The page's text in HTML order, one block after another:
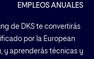
EMPLEOS ANUALES
de DKS te convertirás
por la European
y aprenderás técnicas y